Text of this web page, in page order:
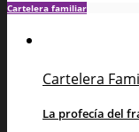
Cartelera familiar
Cartelera
La profecía del